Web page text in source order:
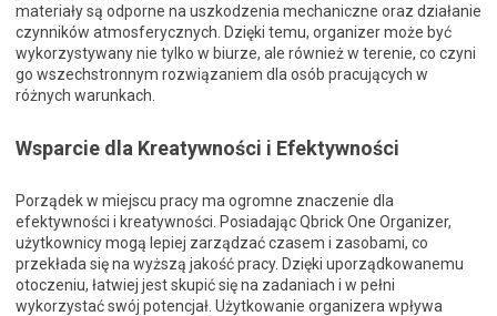
materiały są odporne na uszkodzenia mechaniczne oraz działanie
czynników atmosferycznych. Dzięki temu, organizer może być
wykorzystywany nie tylko w biurze, ale również w terenie, co czyni
go wszechstronnym rozwiązaniem dla osób pracujących w
różnych warunkach.
Wsparcie dla Kreatywności i Efektywności
Porządek w miejscu pracy ma ogromne znaczenie dla
efektywności i kreatywności. Posiadając Qbrick One Organizer,
użytkownicy mogą lepiej zarządzać czasem i zasobami, co
przekłada się na wyższą jakość pracy. Dzięki uporządkowanemu
otoczeniu, łatwiej jest skupić się na zadaniach i w pełni
wykorzystać swój potencjał. Użytkowanie organizera wpływa